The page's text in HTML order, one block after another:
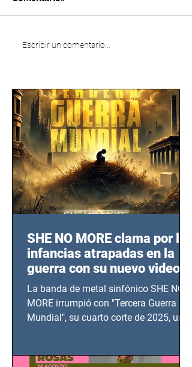
Escribir un comentario...
SHE NO MORE clama por las
infancias atrapadas en la
guerra con su nuevo video
TERCERA GUERRA
MUNDIAL
La banda de metal sinfónico SHE NO
MORE irrumpió con "Tercera Guerra
Mundial", su cuarto corte de 2025, un
bélicos.